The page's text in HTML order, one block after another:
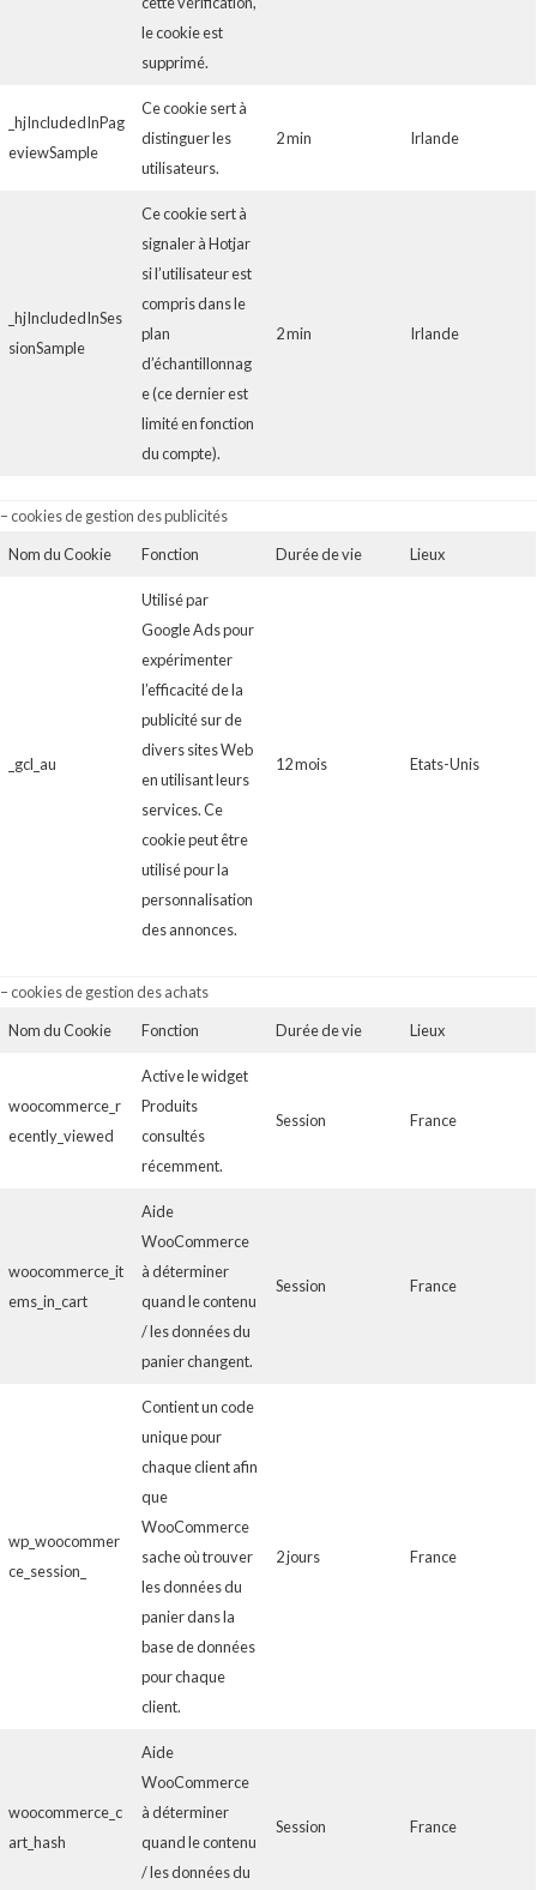
le cookie est
supprimé.
_hjIncludedInPag
eviewSample
Ce cookie sert à
distinguer les
utilisateurs.
2 min Irlande
_hjIncludedInSes
sionSample
Ce cookie sert à
signaler à Hotjar
si l’utilisateur est
compris dans le
plan
d’échantillonnag
e (ce dernier est
limité en fonction
du compte).
2 min Irlande
– cookies de gestion des publicités
Nom du Cookie
Fonction Durée de vie Lieux
_gcl_au
Utilisé par
Google Ads pour
expérimenter
l’efficacité de la
publicité sur de
divers sites Web
en utilisant leurs
services. Ce
cookie peut être
utilisé pour la
personnalisation
des annonces.
12 mois Etats-Unis
– cookies de gestion des achats
Nom du Cookie
Fonction Durée de vie Lieux
woocommerce_r
ecently_viewed
Active le widget
Produits
consultés
récemment.
Session France
woocommerce_it
ems_in_cart
Aide
WooCommerce
à déterminer
quand le contenu
/ les données du
panier changent.
Session France
wp_woocommer
ce_session_
Contient un code
unique pour
chaque client afin
que
WooCommerce
sache où trouver
les données du
panier dans la
base de données
pour chaque
client.
2 jours France
woocommerce_c
art_hash
Aide
WooCommerce
à déterminer
quand le contenu
/ les données du
Session France